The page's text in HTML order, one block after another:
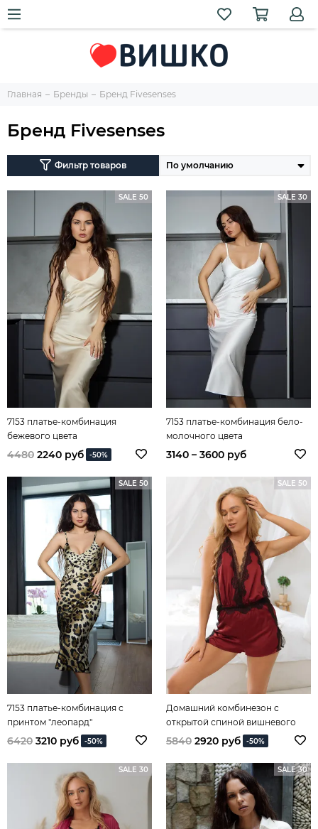
Главная Бренды Бренд Fivesenses
Бренд Fivesenses
Фильтр товаров
SALE 50
7153 платье-комбинация
бежевого цвета
4480 2240 руб -50%
SALE 30
7153 платье-комбинация бело-
молочного цвета
3140 – 3600 руб
SALE 50
7153 платье-комбинация с
принтом "леопард"
6420 3210 руб -50%
SALE 50
Домашний комбинезон с
открытой спиной вишневого
цвета
5840 2920 руб -50%
SALE 30 SALE 30